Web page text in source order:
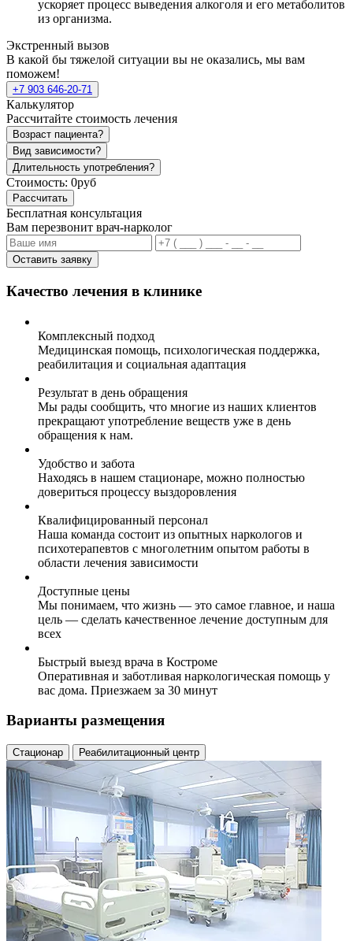
ускоряет процесс выведения алкоголя и его метаболитов
из организма.
Экстренный вызов
В какой бы тяжелой ситуации вы не оказались, мы вам
поможем!
+7 903 646-20-71
Калькулятор
Рассчитайте стоимость лечения
Возраст пациента?
Вид зависимости?
Длительность употребления?
Стоимость: 0руб
Рассчитать
Бесплатная консультация
Вам перезвонит врач-нарколог
Оставить заявку
Качество лечения в клинике
Комплексный подход
Медицинская помощь, психологическая поддержка,
реабилитация и социальная адаптация
Результат в день обращения
Мы рады сообщить, что многие из наших клиентов
прекращают употребление веществ уже в день
обращения к нам.
Удобство и забота
Находясь в нашем стационаре, можно полностью
довериться процессу выздоровления
Квалифицированный персонал
Наша команда состоит из опытных наркологов и
психотерапевтов с многолетним опытом работы в
области лечения зависимости
Доступные цены
Мы понимаем, что жизнь — это самое главное, и наша
цель — сделать качественное лечение доступным для
всех
Быстрый выезд врача в Костроме
Оперативная и заботливая наркологическая помощь у
вас дома. Приезжаем за 30 минут
Варианты размещения
Стационар Реабилитационный центр